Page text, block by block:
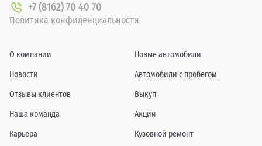
+7 (8162) 70 40 70
Политика конфиденциальности
О компании
Новости
Отзывы клиентов
Наша команда
Карьера
Новые автомобили
Автомобили с пробегом
Выкуп
Акции
Кузовной ремонт